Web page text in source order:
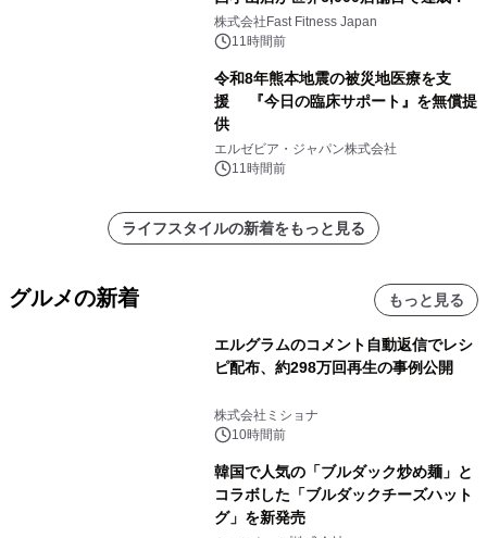
株式会社Fast Fitness Japan
11時間前
令和8年熊本地震の被災地医療を支
援 『今日の臨床サポート』を無償提
供
エルゼビア・ジャパン株式会社
11時間前
ライフスタイルの新着をもっと見る
グルメの新着 もっと見る
エルグラムのコメント自動返信でレシ
ピ配布、約298万回再生の事例公開
株式会社ミショナ
10時間前
韓国で人気の「ブルダック炒め麺」と
コラボした「ブルダックチーズハット
グ」を新発売